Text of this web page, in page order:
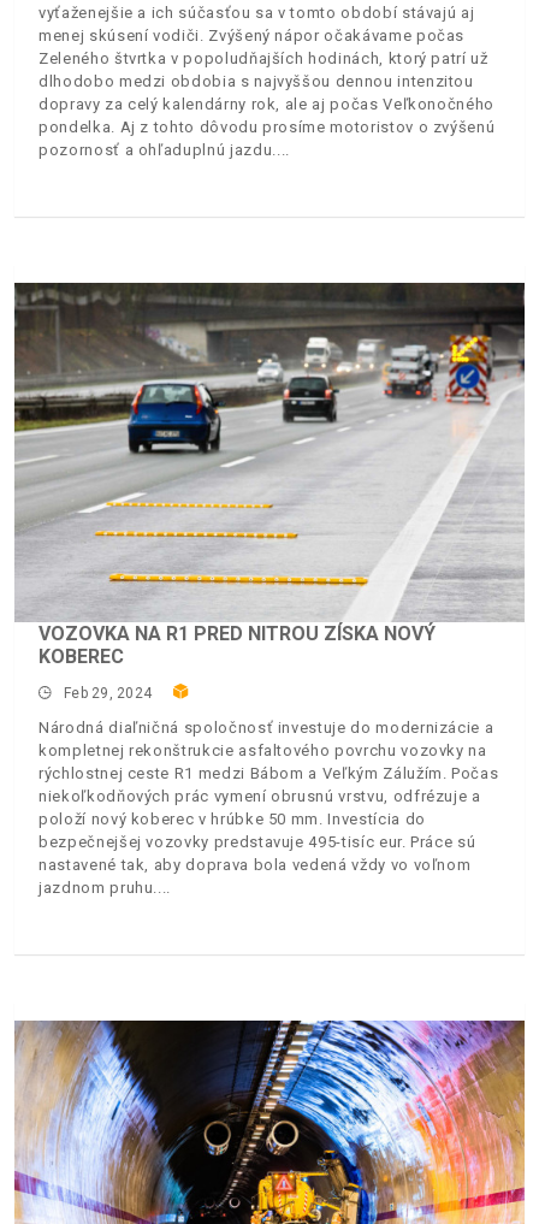
vyťaženejšie a ich súčasťou sa v tomto období stávajú aj
menej skúsení vodiči. Zvýšený nápor očakávame počas
Zeleného štvrtka v popoludňajších hodinách, ktorý patrí už
dlhodobo medzi obdobia s najvyššou dennou intenzitou
dopravy za celý kalendárny rok, ale aj počas Veľkonočného
pondelka. Aj z tohto dôvodu prosíme motoristov o zvýšenú
pozornosť a ohľaduplnú jazdu.
VOZOVKA NA R1 PRED NITROU ZÍSKA NOVÝ
KOBEREC
Feb 29, 2024
Národná diaľničná spoločnosť investuje do modernizácie a
kompletnej rekonštrukcie asfaltového povrchu vozovky na
rýchlostnej ceste R1 medzi Bábom a Veľkým Zálužím. Počas
niekoľkodňových prác vymení obrusnú vrstvu, odfrézuje a
položí nový koberec v hrúbke 50 mm. Investícia do
bezpečnejšej vozovky predstavuje 495-tisíc eur. Práce sú
nastavené tak, aby doprava bola vedená vždy vo voľnom
jazdnom pruhu.